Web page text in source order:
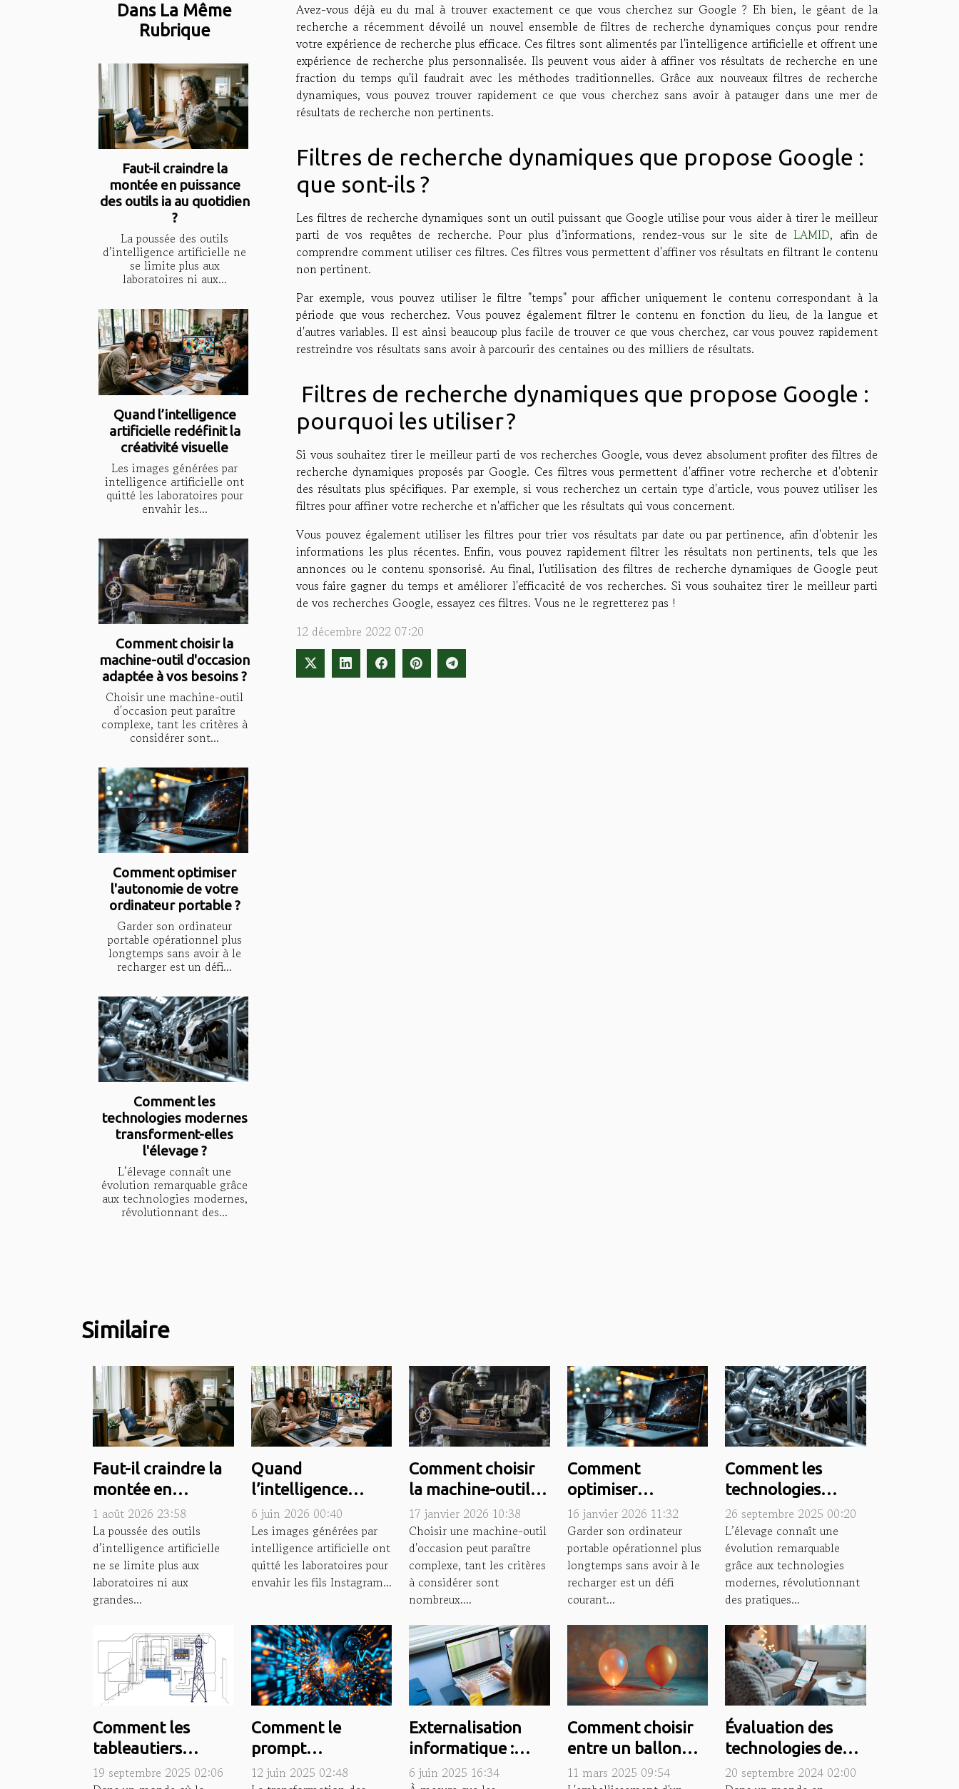
Dans La Même
Rubrique
Faut-il craindre la
montée en puissance
des outils ia au quotidien
?
La poussée des outils
d’intelligence artificielle ne
se limite plus aux
laboratoires ni aux...
Quand l’intelligence
artificielle redéfinit la
créativité visuelle
Les images générées par
intelligence artificielle ont
quitté les laboratoires pour
envahir les...
Comment choisir la
machine-outil d'occasion
adaptée à vos besoins ?
Choisir une machine-outil
d'occasion peut paraître
complexe, tant les critères à
considérer sont...
Comment optimiser
l'autonomie de votre
ordinateur portable ?
Garder son ordinateur
portable opérationnel plus
longtemps sans avoir à le
recharger est un défi...
Comment les
technologies modernes
transforment-elles
l'élevage ?
L’élevage connaît une
évolution remarquable grâce
aux technologies modernes,
révolutionnant des...
Avez-vous déjà eu du mal à trouver exactement ce que vous cherchez sur Google ? Eh bien, le géant de la
recherche a récemment dévoilé un nouvel ensemble de filtres de recherche dynamiques conçus pour rendre
votre expérience de recherche plus efficace. Ces filtres sont alimentés par l'intelligence artificielle et offrent une
expérience de recherche plus personnalisée. Ils peuvent vous aider à affiner vos résultats de recherche en une
fraction du temps qu'il faudrait avec les méthodes traditionnelles. Grâce aux nouveaux filtres de recherche
dynamiques, vous pouvez trouver rapidement ce que vous cherchez sans avoir à patauger dans une mer de
résultats de recherche non pertinents.
Filtres de recherche dynamiques que propose Google :
que sont-ils ?
Les filtres de recherche dynamiques sont un outil puissant que Google utilise pour vous aider à tirer le meilleur
parti de vos requêtes de recherche. Pour plus d’informations, rendez-vous sur le site de LAMID, afin de
comprendre comment utiliser ces filtres. Ces filtres vous permettent d'affiner vos résultats en filtrant le contenu
non pertinent.
Par exemple, vous pouvez utiliser le filtre "temps" pour afficher uniquement le contenu correspondant à la
période que vous recherchez. Vous pouvez également filtrer le contenu en fonction du lieu, de la langue et
d'autres variables. Il est ainsi beaucoup plus facile de trouver ce que vous cherchez, car vous pouvez rapidement
restreindre vos résultats sans avoir à parcourir des centaines ou des milliers de résultats.
Filtres de recherche dynamiques que propose Google :
pourquoi les utiliser ?
Si vous souhaitez tirer le meilleur parti de vos recherches Google, vous devez absolument profiter des filtres de
recherche dynamiques proposés par Google. Ces filtres vous permettent d'affiner votre recherche et d'obtenir
des résultats plus spécifiques. Par exemple, si vous recherchez un certain type d'article, vous pouvez utiliser les
filtres pour affiner votre recherche et n'afficher que les résultats qui vous concernent.
Vous pouvez également utiliser les filtres pour trier vos résultats par date ou par pertinence, afin d'obtenir les
informations les plus récentes. Enfin, vous pouvez rapidement filtrer les résultats non pertinents, tels que les
annonces ou le contenu sponsorisé. Au final, l'utilisation des filtres de recherche dynamiques de Google peut
vous faire gagner du temps et améliorer l'efficacité de vos recherches. Si vous souhaitez tirer le meilleur parti
de vos recherches Google, essayez ces filtres. Vous ne le regretterez pas !
12 décembre 2022 07:20
Similaire
Faut-il craindre la
montée en
puissance des
outils ia au
quotidien ?
1 août 2026 23:58
La poussée des outils
d’intelligence artificielle
ne se limite plus aux
laboratoires ni aux
grandes...
Quand
l’intelligence
artificielle
redéfinit la
créativité visuelle
6 juin 2026 00:40
Les images générées par
intelligence artificielle ont
quitté les laboratoires pour
envahir les fils Instagram...
Comment choisir
la machine-outil
d'occasion adaptée
à vos besoins ?
17 janvier 2026 10:38
Choisir une machine-outil
d'occasion peut paraître
complexe, tant les critères
à considérer sont
nombreux....
Comment
optimiser
l'autonomie de
votre ordinateur
portable ?
16 janvier 2026 11:32
Garder son ordinateur
portable opérationnel plus
longtemps sans avoir à le
recharger est un défi
courant...
Comment les
technologies
modernes
transforment-elles
l'élevage ?
26 septembre 2025 00:20
L’élevage connaît une
évolution remarquable
grâce aux technologies
modernes, révolutionnant
des pratiques...
Comment les
tableautiers
industriels
19 septembre 2025 02:06
Comment le
prompt
engineering
12 juin 2025 02:48
Externalisation
informatique :
quand la saisie
6 juin 2025 16:34
Comment choisir
entre un ballon
lumineux à
11 mars 2025 09:54
Évaluation des
technologies de
dialogue
20 septembre 2024 02:00